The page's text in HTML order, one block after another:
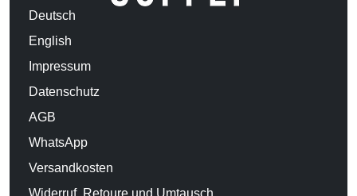
Deutsch
English
Impressum
Datenschutz
AGB
WhatsApp
Versandkosten
Widerruf, Retoure und Umtausch